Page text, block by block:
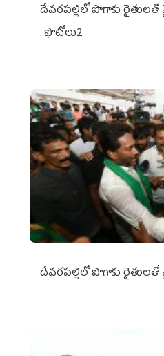
దేవరపల్లిలో పొగాకు
..ఫొటోలు2
దేవరపల్లిలో పొగాకు